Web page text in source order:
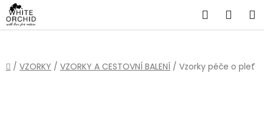
Přejít
na
obsah
Hledat
Domů
/ VZORKY / VZORKY A CESTOVNÍ BALENÍ / Vzorky péče o pleť